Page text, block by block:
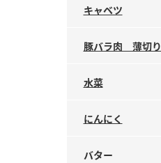
キャベツ
豚バラ肉 薄切り
水菜
にんにく
バター